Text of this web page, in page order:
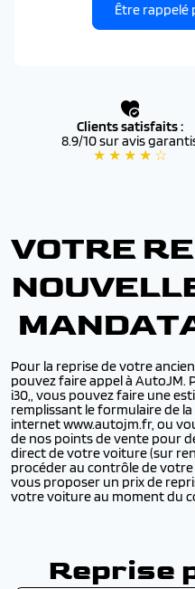
Être rappelé
Clients satisfaits :
8.9/10 sur avis
★ ★ ★ ★ ☆
VOTRE
Pour la reprise de votre
pouvez faire appel à AutoJM.
i30,, vous pouvez faire une
remplissant le formulaire de
internet www.autojm.fr, ou
de nos points de vente pour
direct de votre voiture (sur
procéder au contrôle de votre
vous proposer un prix de
votre voiture au moment du
Reprise